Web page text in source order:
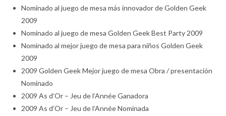
Nominado al juego de mesa más innovador de Golden Geek
2009
Nominado al juego de mesa Golden Geek Best Party 2009
Nominado al mejor juego de mesa para niños Golden Geek
2009
2009 Golden Geek Mejor juego de mesa Obra / presentación
Nominado
2009 As d’Or – Jeu de l’Année Ganadora
2009 As d’Or – Jeu de l’Année Nominada